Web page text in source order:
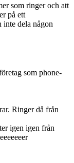
som ringer och att
på ett
inte dela någon
som phone-
Ringer då från
igen igen från